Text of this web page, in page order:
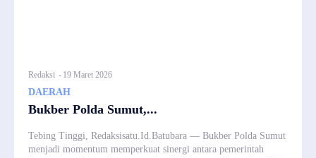
Redaksi - 19 Maret 2026
DAERAH
Bukber Polda Sumut,...
Tebing Tinggi, Redaksisatu.Id.Batubara — Bukber Polda Sumut
menjadi momentum memperkuat sinergi antara pemerintah